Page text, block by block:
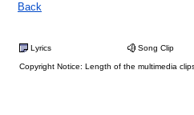
Back
Lyrics Song Clip
Copyright Notice: Length of the multimedia